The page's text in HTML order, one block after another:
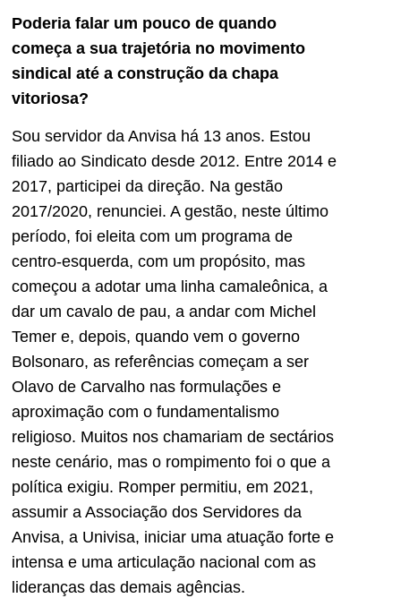
Poderia falar um pouco de quando
começa a sua trajetória no movimento
sindical até a construção da chapa
vitoriosa?
Sou servidor da Anvisa há 13 anos. Estou
filiado ao Sindicato desde 2012. Entre 2014 e
2017, participei da direção. Na gestão
2017/2020, renunciei. A gestão, neste último
período, foi eleita com um programa de
centro-esquerda, com um propósito, mas
começou a adotar uma linha camaleônica, a
dar um cavalo de pau, a andar com Michel
Temer e, depois, quando vem o governo
Bolsonaro, as referências começam a ser
Olavo de Carvalho nas formulações e
aproximação com o fundamentalismo
religioso. Muitos nos chamariam de sectários
neste cenário, mas o rompimento foi o que a
política exigiu. Romper permitiu, em 2021,
assumir a Associação dos Servidores da
Anvisa, a Univisa, iniciar uma atuação forte e
intensa e uma articulação nacional com as
lideranças das demais agências.